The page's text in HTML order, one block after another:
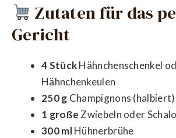
Zutaten für das
Gericht
4 StückHähnchenschenkel
Hähnchenkeulen
250 g Champignons (halbiert)
1 große Zwiebeln oder
300 mlHühnerbrühe